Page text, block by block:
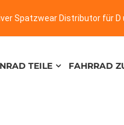
Spatzwear Distributor für D
TEILE FAHRRAD